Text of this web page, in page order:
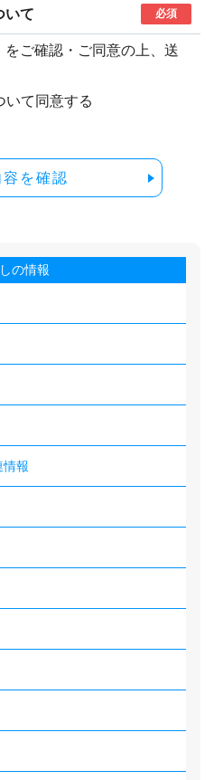
いて 必須
をご確認・ご同意の上、送
いて同意する
容を確認
の情報
情報